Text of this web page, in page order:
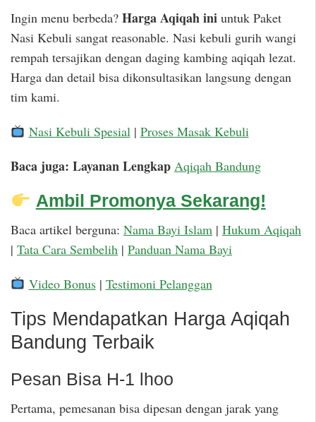
Ingin menu berbeda? Harga Aqiqah ini untuk Paket
Nasi Kebuli sangat reasonable. Nasi kebuli gurih wangi
rempah tersajikan dengan daging kambing aqiqah lezat.
Harga dan detail bisa dikonsultasikan langsung dengan
tim kami.
Nasi Kebuli Spesial| Proses Masak Kebuli
Baca juga: Layanan Lengkap Aqiqah Bandung
Ambil Promonya Sekarang!
Baca artikel berguna: Nama Bayi Islam | Hukum Aqiqah
| Tata Cara Sembelih | Panduan Nama Bayi
Video Bonus| Testimoni Pelanggan
Tips Mendapatkan Harga Aqiqah
Bandung Terbaik
Pesan Bisa H-1 lhoo
Pertama, pemesanan bisa dipesan dengan jarak yang